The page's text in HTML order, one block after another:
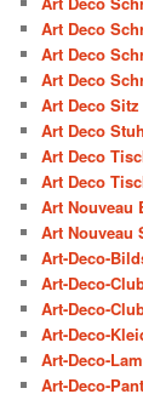
Art Deco
Art Deco
Art Deco
Art Deco Sitz
Art Deco
Art Deco
Art Deco
Art Nouveau
Art Nouveau
Art-Deco-
Art-Deco-
Art-Deco-
Art-Deco-
Art-Deco-
Art-Deco-